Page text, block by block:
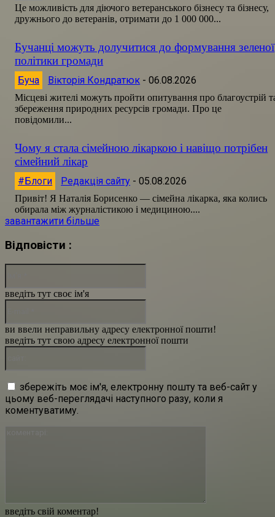
Це можливість для діючого ветеранського бізнесу та бізнесу,
дружнього до ветеранів, отримати до 1 000 000...
Бучанці можуть долучитися до формування зеленої
політики громади
Буча Вікторія Кондратюк - 06.08.2026
Місцеві жителі можуть пройти опитування про благоустрій
збереження природних ресурсів громади. Про це
повідомили...
Чому я стала сімейною лікаркою і навіщо потрібен
сімейний лікар
#Блоги Редакція сайту - 05.08.2026
Привіт! Я Наталія Борисенко — сімейна лікарка, яка колись
обирала між журналістикою і медициною....
завантажити більше
Відповісти :
введіть свій коментар!
введіть тут своє ім'я
ви ввели неправильну адресу електронної пошти!
введіть тут свою адресу електронної пошти
збережіть моє ім'я, електронну пошту та веб-сайт у
цьому веб-переглядачі наступного разу, коли я
коментуватиму.